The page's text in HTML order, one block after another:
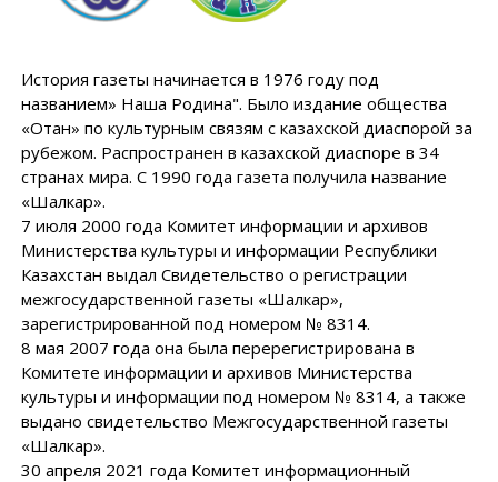
История газеты начинается в 1976 году под
названием» Наша Родина". Было издание общества
«Отан» по культурным связям с казахской диаспорой за
рубежом. Распространен в казахской диаспоре в 34
странах мира. С 1990 года газета получила название
«Шалкар».
7 июля 2000 года Комитет информации и архивов
Министерства культуры и информации Республики
Казахстан выдал Свидетельство о регистрации
межгосударственной газеты «Шалкар»,
зарегистрированной под номером № 8314.
8 мая 2007 года она была перерегистрирована в
Комитете информации и архивов Министерства
культуры и информации под номером № 8314, а также
выдано свидетельство Межгосударственной газеты
«Шалкар».
30 апреля 2021 года Комитет информационный